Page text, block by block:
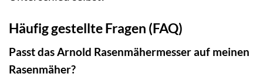
Häufig gestellte Fragen (FAQ)
Passt das Arnold Rasenmähermesser auf meinen
Rasenmäher?